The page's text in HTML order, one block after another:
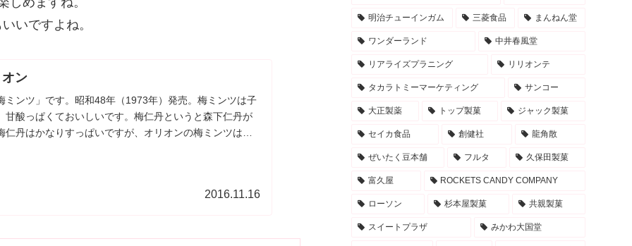
いですよね。
ン
ミンツ」です。昭和48年（1973年）発売。梅ミンツは子
甘酸っぱくておいしいです。梅仁丹というと森下仁丹が
仁丹はかなりすっぱいですが、オリオンの梅ミンツは甘
2016.11.16
明治チューインガム 三菱食品 まんねん堂
ワンダーランド 中井春風堂
リアライズプラニング リリオンテ
タカラトミーマーケティング サンコー
大正製薬 トップ製菓 ジャック製菓
セイカ食品 創健社 龍角散
ぜいたく豆本舗 フルタ 久保田製菓
富久屋 ROCKETS CANDY COMPANY
ローソン 杉本屋製菓 共親製菓
スイートプラザ みかわ大国堂